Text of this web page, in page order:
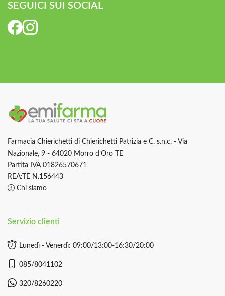
SEGUICI SUI SOCIAL
Farmacia Chierichetti di Chierichetti Patrizia e C. s.n.c. - Via
Nazionale, 9 - 64020 Morro d’Oro TE
Partita IVA 01826570671
REA:TE N.156443
Chi siamo
Servizio clienti
Lunedì - Venerdì: 09:00/13:00-16:30/20:00
085/8041102
320/8260220